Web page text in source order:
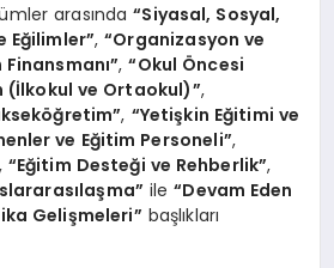
arasında“Siyasal, Sosyal,
Eğilimler”,“Organizasyon ve
,“Okul Öncesi
(İlkokul ve Ortaokul)”,
, “Yetişkin Eğitimi ve
ve Eğitim Personeli”,
, “Eğitim Desteği ve Rehberlik”,
ile“Devam Eden
Gelişmeleri” başlıkları